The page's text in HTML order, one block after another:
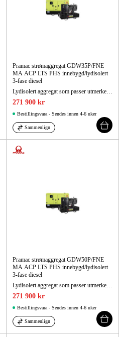
Pramac strømaggregat GDW35P/FNE
MA ACP LTS PHS innebygd/lydisolert
3-fase diesel
Lydisolert aggregat som passer utmerket som reservekraftaggregat.
271 900 kr
Bestillingsvara - Sendes innen 4-6 uker
Sammenlign
Pramac strømaggregat GDW50P/FNE
MA ACP LTS PHS innebygd/lydisolert
3-fase diesel
271 900 kr
Bestillingsvara - Sendes innen 4-6 uker
Sammenlign